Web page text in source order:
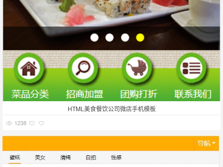
HTML美食餐饮公司微店手机模板
1238